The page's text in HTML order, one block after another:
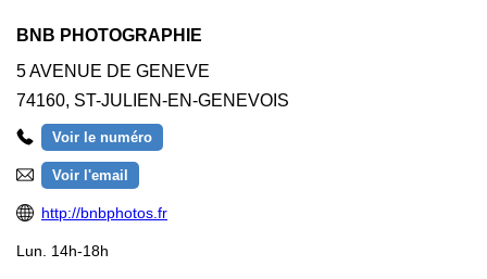
BNB PHOTOGRAPHIE
5 AVENUE DE GENEVE
74160, ST-JULIEN-EN-GENEVOIS
Voir le numéro
Voir l'email
http://bnbphotos.fr
Lun. 14h-18h